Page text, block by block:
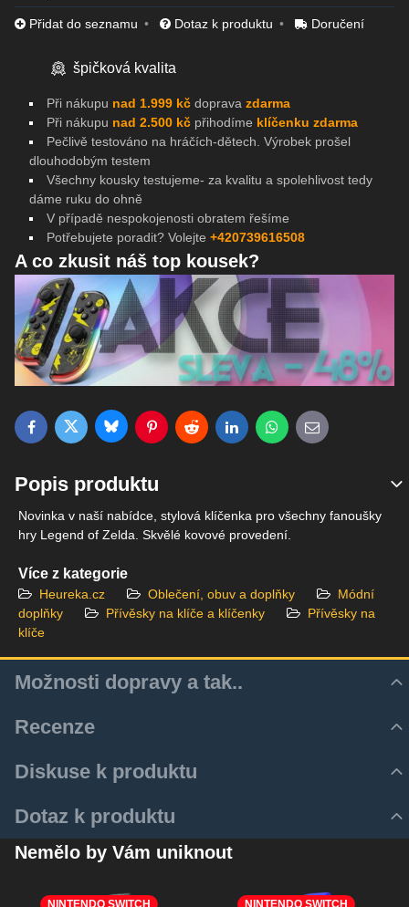
Přidat do seznamu Dotaz k produktu Doručení
špičková kvalita
Při nákupu nad 1.999 kč doprava zdarma
Při nákupu nad 2.500 kč přihodíme klíčenku zdarma
Pečlivě testováno na hráčích-dětech. Výrobek prošel
dlouhodobým testem
Všechny kousky testujeme- za kvalitu a spolehlivost tedy
dáme ruku do ohně
V případě nespokojenosti obratem řešíme
Potřebujete poradit? Volejte +420739616508
A co zkusit náš top kousek?
FacebookTwitterBlueskyPinterestRedditLinkedInWhatsApp
E-mail
Popis produktu
Novinka v naší nabídce, stylová klíčenka pro všechny fanoušky
hry Legend of Zelda. Skvělé kovové provedení.
Více z kategorie
Heureka.cz Oblečení, obuv a doplňky
Módní
doplňky
Přívěsky na klíče a klíčenky
Přívěsky na
klíče
Možnosti dopravy a tak..
využíváme aktulně pouze služeb Zásilkovny.
Zásilku je tedy k Vám možné dodat několika způsoby:
Výdejní místo zásilkovny ( doručení na fyzické výdejní
Recenze
Zatím bez hodnocení. Buďte první!
Přidat recenzi
Diskuse k produktu
Zatím nejsou žádné komentáře! Buďte první!
Dotaz k produktu
Nový dotaz k produktu
Nemělo by Vám uniknout